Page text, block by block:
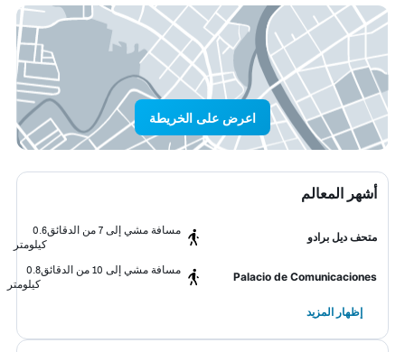
اعرض على الخريطة
أشهر المعالم
متحف ديل برادو
مسافة مشي إلى 7 من الدقائق
0.6
كيلومتر
Palacio de Comunicaciones
مسافة مشي إلى 10 من الدقائق
0.8
كيلومتر
إظهار المزيد